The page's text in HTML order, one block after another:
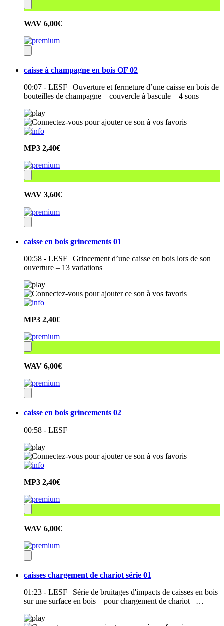
WAV 6,00€
caisse à champagne en bois OF 02
00:07 - LESF | Ouverture et fermeture d’une caisse en bois de
bouteilles de champagne – couvercle à bascule – 4 sons
MP3 2,40€
WAV 3,60€
caisse en bois grincements 01
00:58 - LESF | Grincement d’une caisse en bois lors de son
ouverture – 13 variations
MP3 2,40€
WAV 6,00€
caisse en bois grincements 02
00:58 - LESF |
MP3 2,40€
WAV 6,00€
caisses chargement de chariot série 01
01:23 - LESF | Série de bruitages d'impacts de caisses en bois
sur une surface en bois – pour chargement de chariot –…